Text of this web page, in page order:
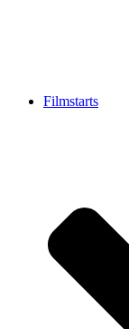
Filmstarts